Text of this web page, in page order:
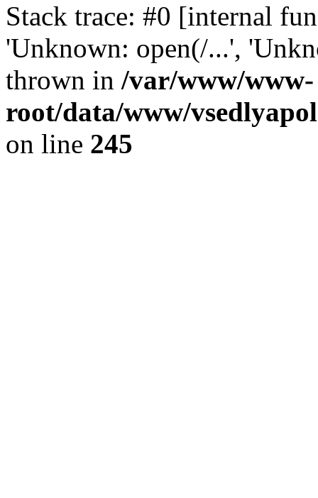
Stack trace: #0 [internal
'Unknown: open(/...',
thrown in /var/www/www-
root/data/www/
on line 245